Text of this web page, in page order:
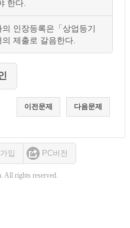
한다.
인장등록은「상업등기
제출로 갈음한다.
다음문제
이전문제
입 PC버전
rights reserved.